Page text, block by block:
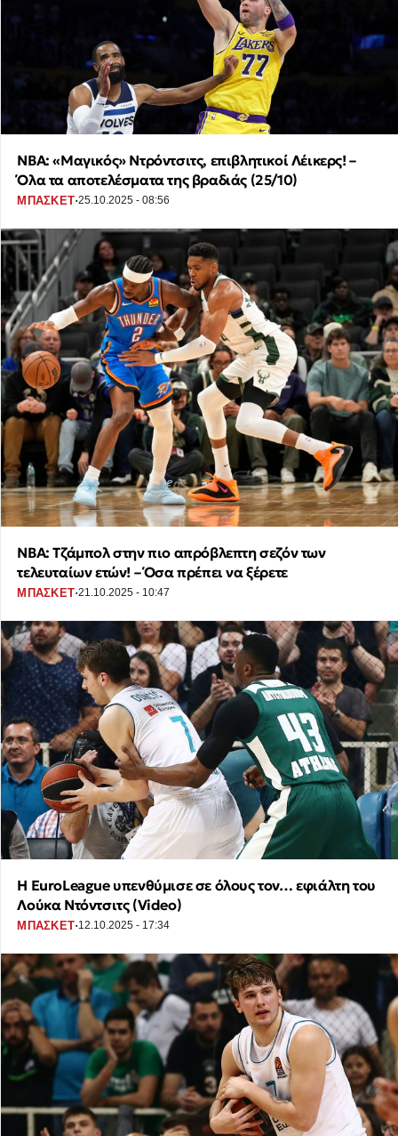
NBA: «Μαγικός» Ντρόντσιτς, επιβλητικοί Λέικερς! –
Όλα τα αποτελέσματα της βραδιάς (25/10)
ΜΠΑΣΚΕΤ·25.10.2025 - 08:56
NBA: Τζάμπολ στην πιο απρόβλεπτη σεζόν των
τελευταίων ετών! – Όσα πρέπει να ξέρετε
ΜΠΑΣΚΕΤ·21.10.2025 - 10:47
Η EuroLeague υπενθύμισε σε όλους τον… εφιάλτη του
Λούκα Ντόντσιτς (Video)
ΜΠΑΣΚΕΤ·12.10.2025 - 17:34